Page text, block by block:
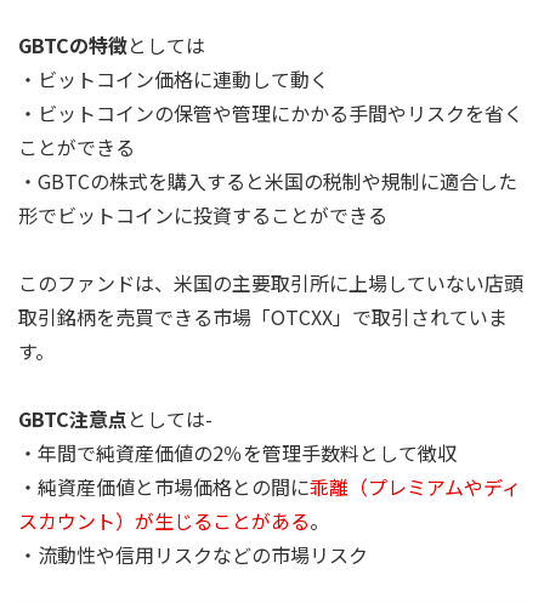
GBTCの特徴としては
・ビットコイン価格に連動して動く
・ビットコインの保管や管理にかかる手間やリスクを省く
ことができる
・GBTCの株式を購入すると米国の税制や規制に適合した
形でビットコインに投資することができる
このファンドは、米国の主要取引所に上場していない店頭
取引銘柄を売買できる市場「OTCXX」で取引されていま
す。
GBTC注意点としては-
・年間で純資産価値の2％を管理手数料として徴収
・純資産価値と市場価格との間に乖離（プレミアムやディ
スカウント）が生じることがある。
・流動性や信用リスクなどの市場リスク